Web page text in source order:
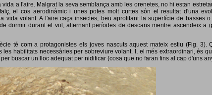
a l'aire. Malgrat la seva semblança amb les orenetes, no hi estan
el cos aerodinàmic i unes potes molt curtes són el resultat d'una
vida volant. A l'aire caça insectes, beu aprofitant la superfície de basses o
dormir durant el vol, alternant períodes de descans mentre ascendeix a
té com a protagonistes els joves nascuts aquest mateix estiu (Fig. 3).
habilitats necessàries per sobreviure volant. I, el més extraordinari, és
buscar un lloc adequat per nidificar (cosa que no faran fins al cap d'uns